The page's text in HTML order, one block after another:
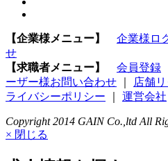
【企業様メニュー】 企業様ロ
せ
【求職者メニュー】
会員登録
ーザー様お問い合わせ
店舗
ライバシーポリシー
運営会社
Copyright 2014 GAIN Co.,ltd All
× 閉じる